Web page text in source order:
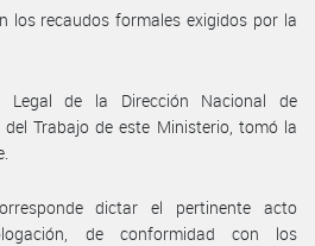
los recaudos formales exigidos por la
Legal de la Dirección Nacional de
del Trabajo de este Ministerio, tomó la
dictar el pertinente acto
de conformidad con los